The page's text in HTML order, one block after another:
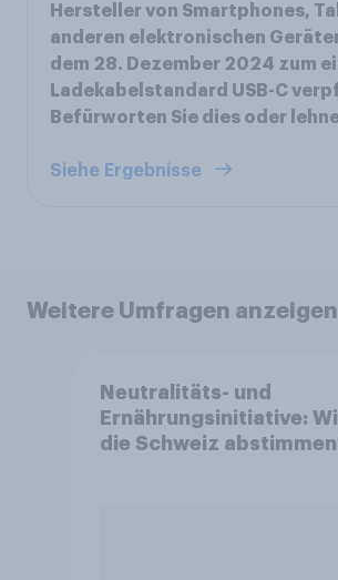
Hersteller von Smartphones,
anderen elektronischen
dem 28. Dezember 2024 zum
Ladekabelstandard USB-C
Befürworten Sie dies oder
Siehe Ergebnisse
Weitere Umfragen anzeigen
Neutralitäts- und
Ernährungsinitiative:
die Schweiz